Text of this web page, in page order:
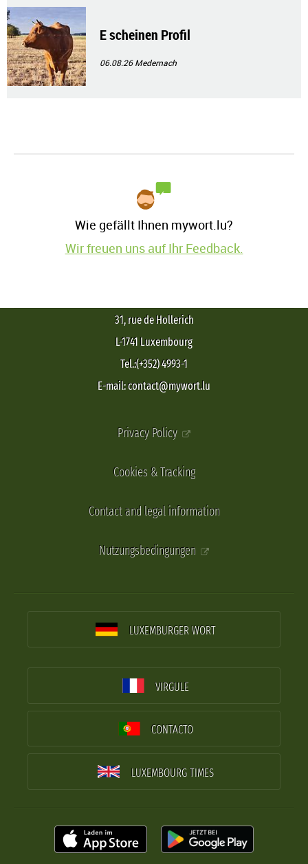
E scheinen Profil
06.08.26Medernach
Wie gefällt Ihnen mywort.lu?
Wir freuen uns auf Ihr Feedback.
31, rue de Hollerich
L-1741 Luxembourg
Tel.:(+352) 4993-1
E-mail: contact@mywort.lu
Privacy Policy
Cookies & Tracking
Contact and legal information
Nutzungsbedingungen
LUXEMBURGER WORT
VIRGULE
CONTACTO
LUXEMBOURG TIMES